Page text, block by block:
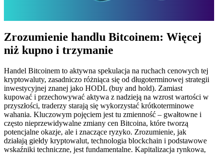
Zrozumienie handlu Bitcoinem: Więcej
niż kupno i trzymanie
Handel Bitcoinem to aktywna spekulacja na ruchach cenowych tej
kryptowaluty, zasadniczo różniąca się od długoterminowej strategii
inwestycyjnej znanej jako HODL (buy and hold). Zamiast
kupować i przechowywać aktywa z nadzieją na wzrost wartości w
przyszłości, traderzy starają się wykorzystać krótkoterminowe
wahania. Kluczowym pojęciem jest tu zmienność – gwałtowne i
często nieprzewidywalne zmiany cen Bitcoina, które tworzą
potencjalne okazje, ale i znaczące ryzyko. Zrozumienie, jak
działają giełdy kryptowalut, technologia blockchain i podstawowe
wskaźniki techniczne, jest fundamentalne. Kapitalizacja rynkowa,